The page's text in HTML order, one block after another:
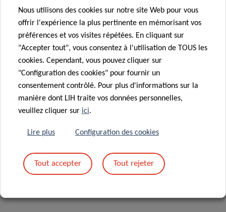
Message*
En envoyant votre message, vous acceptez
politique de confidentialité du LIH.
Nous utilisons des cookies sur notre site Web pour vous
offrir l'expérience la plus pertinente en mémorisant vos
préférences et vos visites répétées. En cliquant sur
"Accepter tout", vous consentez à l'utilisation de TOUS les
cookies. Cependant, vous pouvez cliquer sur
"Configuration des cookies" pour fournir un
consentement contrôlé. Pour plus d'informations sur la
manière dont LIH traite vos données personnelles,
veuillez cliquer sur ici.
Lire plus Configuration des cookies
Tout accepter Tout rejeter